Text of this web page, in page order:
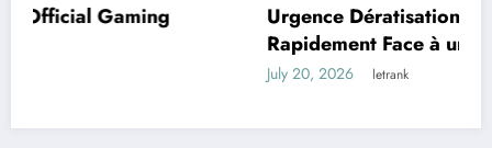
Urgence Dératisation Paris : Comment
Rapidement Face à une Infestation de